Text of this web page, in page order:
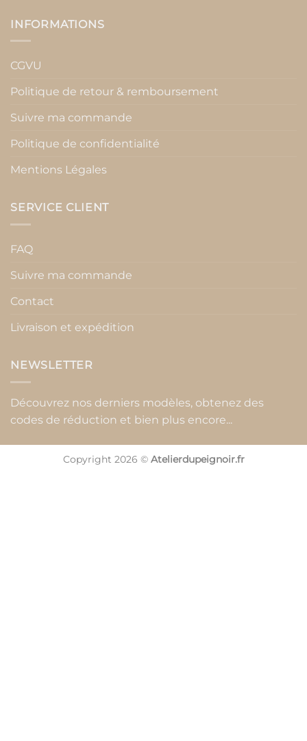
INFORMATIONS
CGVU
Politique de retour & remboursement
Suivre ma commande
Politique de confidentialité
Mentions Légales
SERVICE CLIENT
FAQ
Suivre ma commande
Contact
Livraison et expédition
NEWSLETTER
Découvrez nos derniers modèles, obtenez des
codes de réduction et bien plus encore...
Copyright 2026 © Atelierdupeignoir.fr